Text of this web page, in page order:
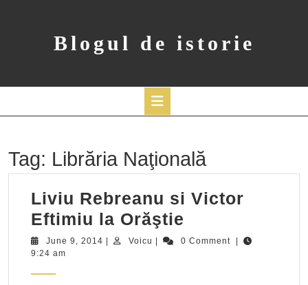
Blogul de istorie
Tag: Librăria Naţională
Liviu Rebreanu si Victor
Eftimiu la Orăştie
Rebreanu
June 9, 2014 June
Voicu Voicu 0 Comment
9:24 am